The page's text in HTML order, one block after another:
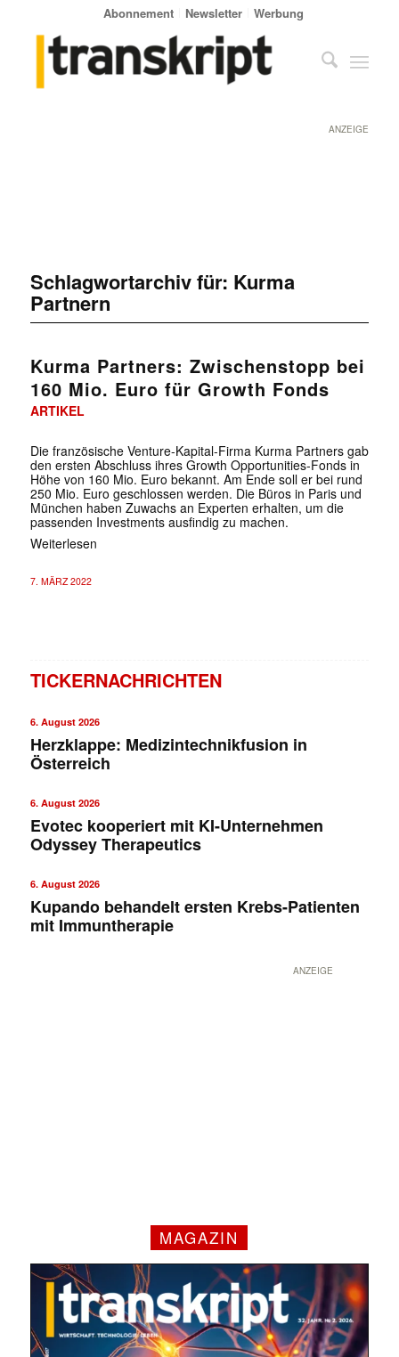
Abonnement Newsletter Werbung
ANZEIGE
Schlagwortarchiv für: Kurma
Partnern
Kurma Partners: Zwischenstopp bei
160 Mio. Euro für Growth Fonds
ARTIKEL
Die französische Venture-Kapital-Firma Kurma Partners gab
den ersten Abschluss ihres Growth Opportunities-Fonds in
Höhe von 160 Mio. Euro bekannt. Am Ende soll er bei rund
250 Mio. Euro geschlossen werden. Die Büros in Paris und
München haben Zuwachs an Experten erhalten, um die
passenden Investments ausfindig zu machen.
Weiterlesen
7. MÄRZ 2022
TICKERNACHRICHTEN
6. August 2026
Herzklappe: Medizintechnikfusion in
Österreich
6. August 2026
Evotec kooperiert mit KI-Unternehmen
Odyssey Therapeutics
6. August 2026
Kupando behandelt ersten Krebs-Patienten
mit Immuntherapie
ANZEIGE
MAGAZIN